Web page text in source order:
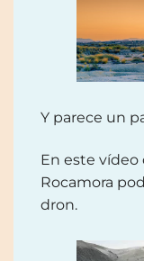
Y parece un
En este
Rocamora
dron.